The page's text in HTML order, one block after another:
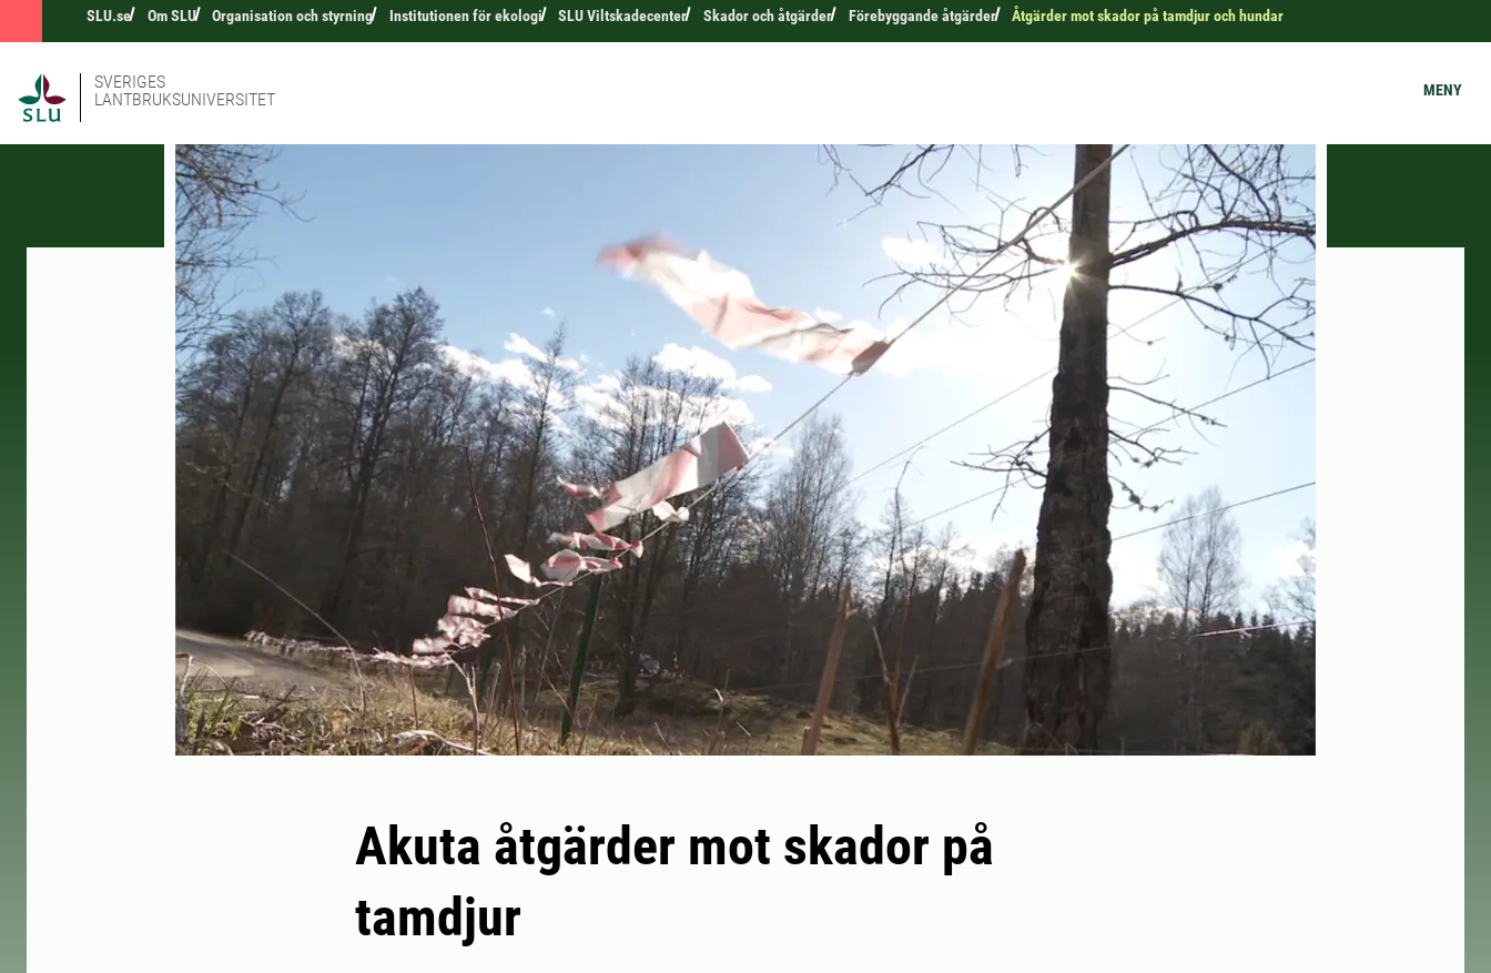
SLU.se Om SLU Organisation och styrning Institutionen för ekologi SLU Viltskadecenter Skador och åtgärder Förebyggande åtgärder Åtgärder mot skador på tamdjur och hundar
SVERIGES
LANTBRUKSUNIVERSITET
MENY
Akuta åtgärder mot skador på
tamdjur